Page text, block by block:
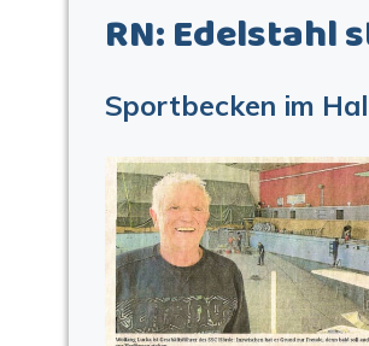
RN: Edelstahl
Sportbecken im